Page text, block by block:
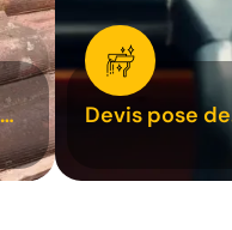
Devis pose de